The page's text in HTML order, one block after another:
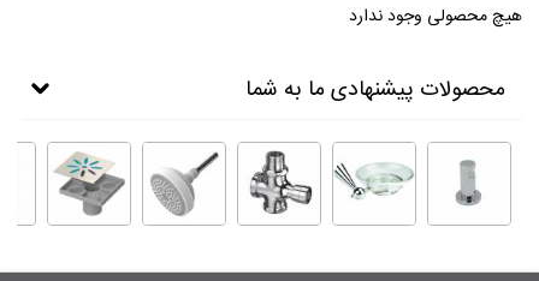
هیچ محصولی وجود ندارد
محصولات پیشنهادی ما به شما